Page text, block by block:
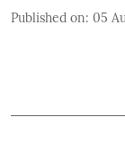
Published on: 05